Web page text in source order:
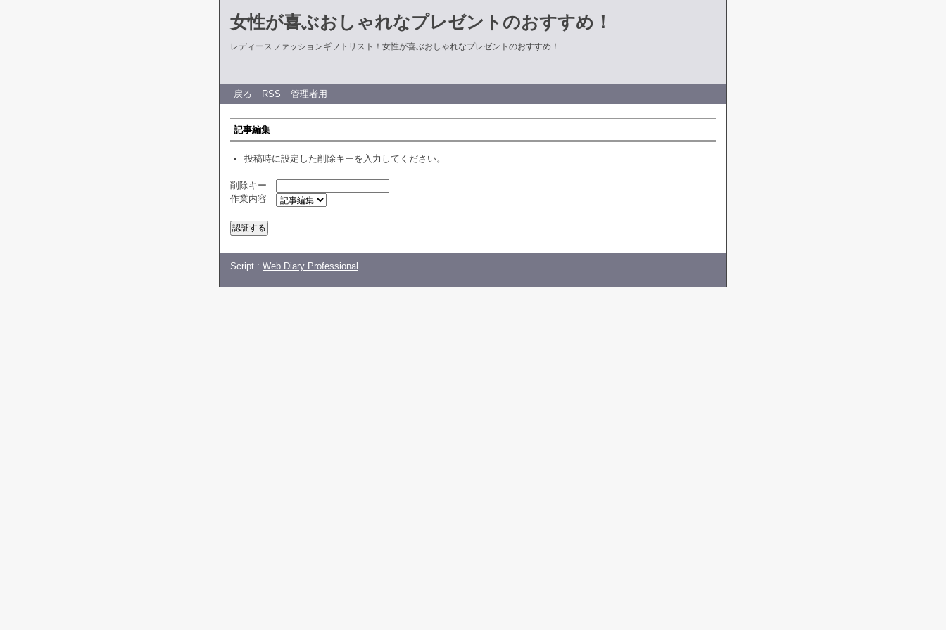
女性が喜ぶおしゃれなプレゼントのおすすめ！
レディースファッションギフトリスト！女性が喜ぶおしゃれなプレゼントのおすすめ！
戻る RSS 管理者用
記事編集
投稿時に設定した削除キーを入力してください。
削除キー
作業内容
Script : Web Diary Professional